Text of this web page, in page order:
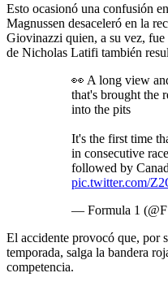
Esto ocasionó una confusión
Magnussen desaceleró en la
Giovinazzi quien, a su vez,
de Nicholas Latifi también
👀 A long view
that's brought the
into the pits
It's the first time
in consecutive
followed by
pic.twitter.com/
— Formula 1
El accidente provocó que, por
temporada, salga la bandera
competencia.